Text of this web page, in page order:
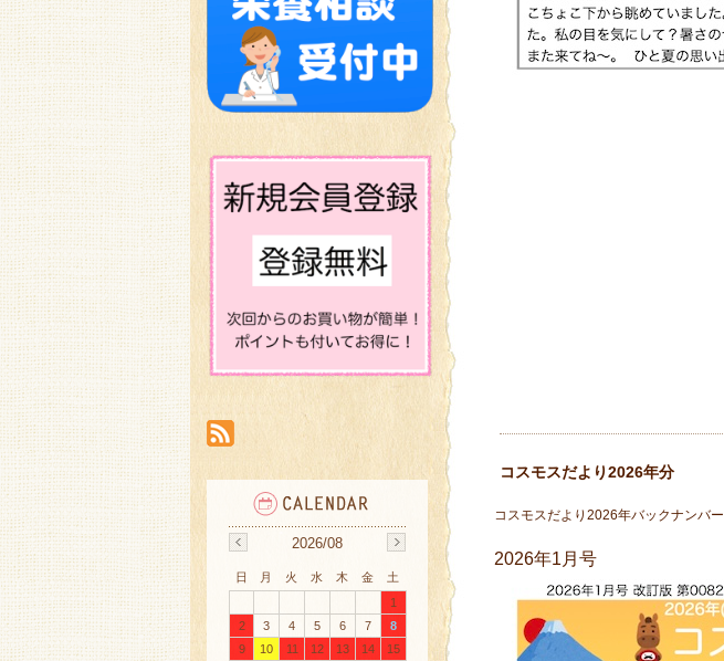
コスモスだより2026年分
コスモスだより2026年バックナンバー
2026年1月号
2026/08
日 月 火 水 木 金
土
1
2
3 4 5 6 7
8
9
10 11 12 13 14
15